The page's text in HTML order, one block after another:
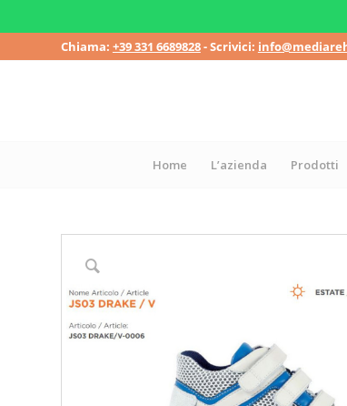
Chiama: +39 331 6689828- Scrivici:
Home L’azienda Prodotti